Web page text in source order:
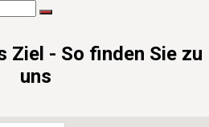
Ziel - So finden Sie zu
uns